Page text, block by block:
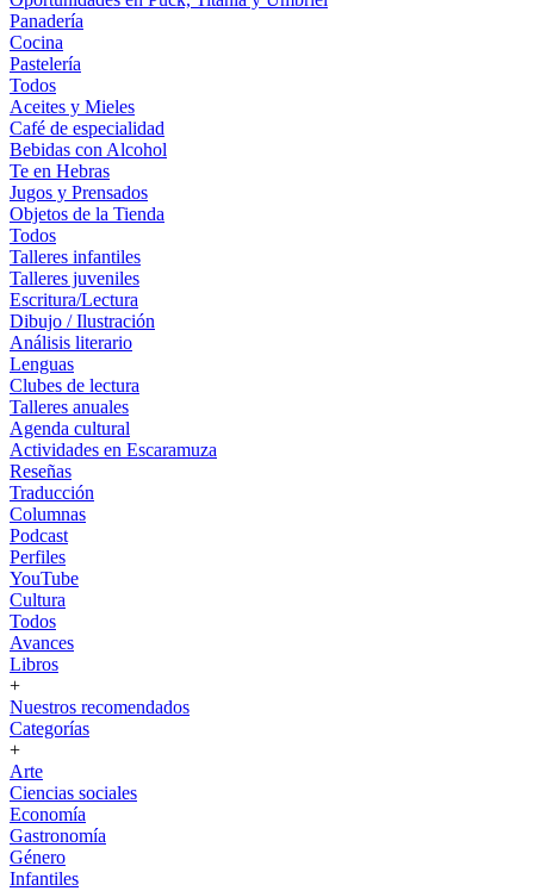
Panadería
Cocina
Pastelería
Todos
Aceites y Mieles
Café de especialidad
Bebidas con Alcohol
Te en Hebras
Jugos y Prensados
Objetos de la Tienda
Todos
Talleres infantiles
Talleres juveniles
Escritura/Lectura
Dibujo / Ilustración
Análisis literario
Lenguas
Clubes de lectura
Talleres anuales
Agenda cultural
Actividades en Escaramuza
Reseñas
Traducción
Columnas
Podcast
Perfiles
YouTube
Cultura
Todos
Avances
Libros
+
Nuestros recomendados
Categorías
+
Arte
Ciencias sociales
Economía
Gastronomía
Género
Infantiles